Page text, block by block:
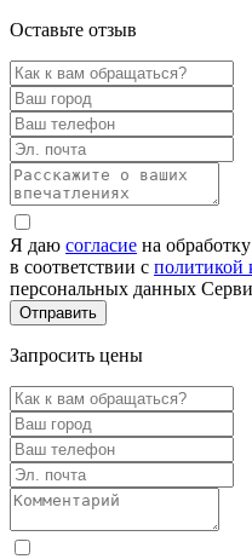
Оставьте отзыв
Я даю согласие на
в соответствии с политикой
персональных данных
Запросить цены